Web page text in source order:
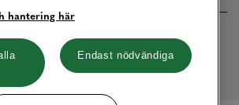
hantering här
Endast nödvändiga